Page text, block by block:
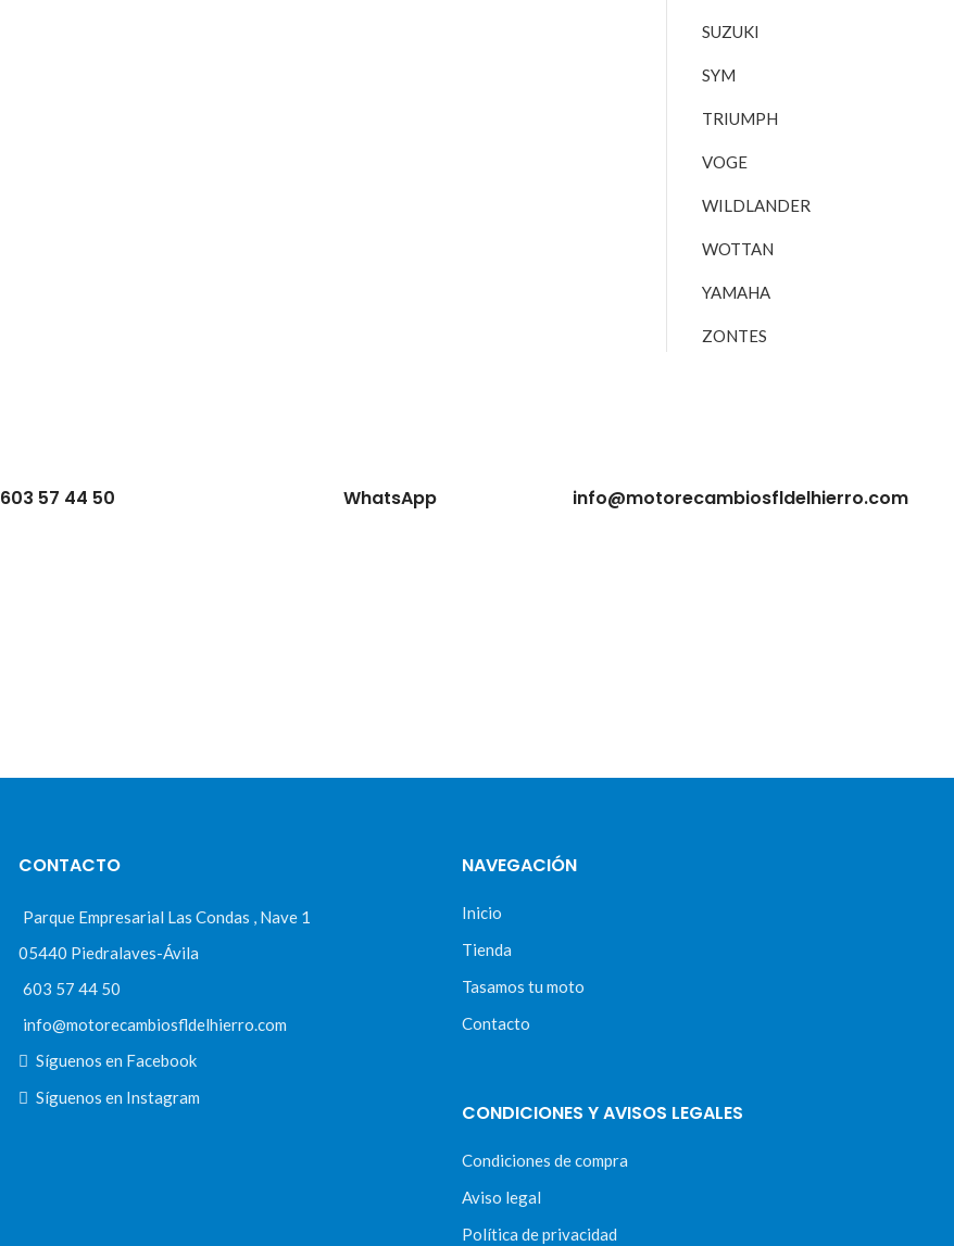
SUZUKI
SYM
TRIUMPH
VOGE
WILDLANDER
WOTTAN
YAMAHA
ZONTES
603 57 44 50 WhatsApp info@motorecambiosfldelhierro.com
CONTACTO
Parque Empresarial Las Condas , Nave 1
05440 Piedralaves-Ávila
603 57 44 50
info@motorecambiosfldelhierro.com
Síguenos en Facebook
Síguenos en Instagram
NAVEGACIÓN
Inicio
Tienda
Tasamos tu moto
Contacto
CONDICIONES Y AVISOS LEGALES
Condiciones de compra
Aviso legal
Política de privacidad